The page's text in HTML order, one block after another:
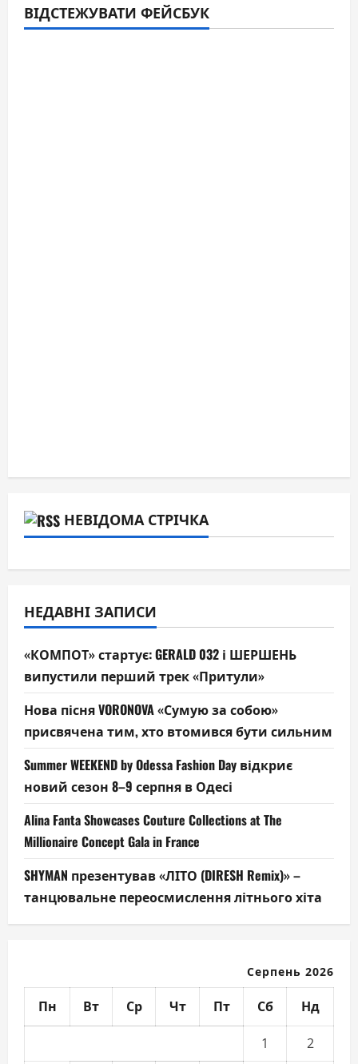
ВІДСТЕЖУВАТИ ФЕЙСБУК
НЕВІДОМА СТРІЧКА
НЕДАВНІ ЗАПИСИ
«КОМПОТ» стартує: GERALD 032 і ШЕРШЕНЬ
випустили перший трек «Притули»
Нова пісня VORONOVA «Сумую за собою»
присвячена тим, хто втомився бути сильним
Summer WEEKEND by Odessa Fashion Day відкриє
новий сезон 8–9 серпня в Одесі
Alina Fanta Showcases Couture Collections at The
Millionaire Concept Gala in France
SHYMAN презентував «ЛІТО (DIRESH Remix)» –
танцювальне переосмислення літнього хіта
Серпень 2026
Пн Вт Ср Чт Пт Сб Нд
1
2